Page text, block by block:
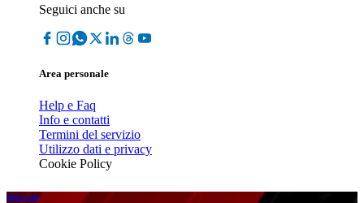
Seguici anche su
Area personale
Help e Faq
Info e contatti
Termini del servizio
Utilizzo dati e privacy
Cookie Policy
drive up